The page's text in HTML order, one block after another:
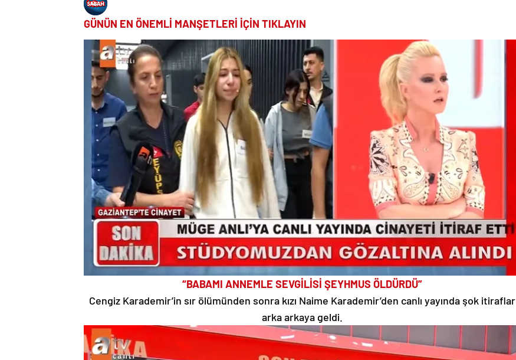
GÜNÜN EN ÖNEMLİ MANŞETLERİ İÇİN TIKLAYIN
“BABAMI ANNEMLE SEVGİLİSİ ŞEYHMUS ÖLDÜRDÜ”
Cengiz Karademir’in sır ölümünden sonra kızı Naime Karademir’den canlı yayında şok itiraflar
arka arkaya geldi.